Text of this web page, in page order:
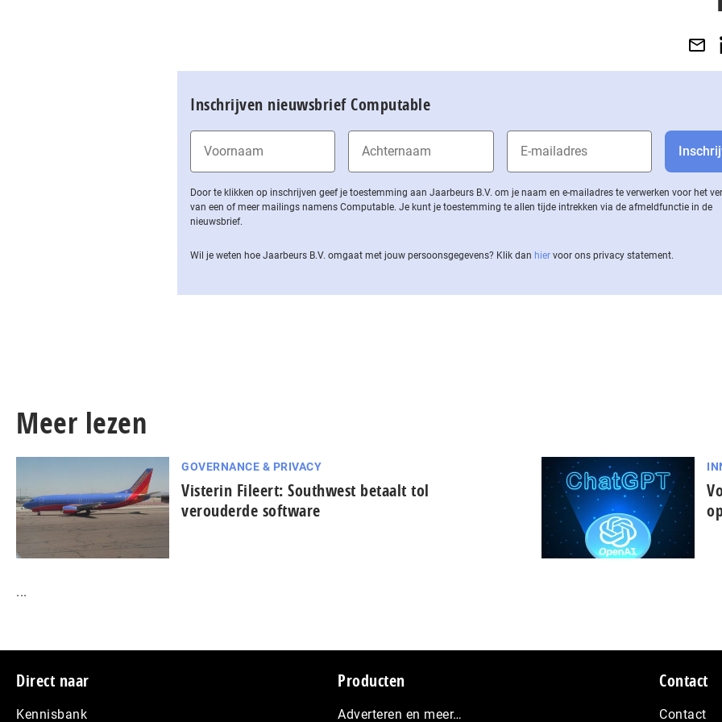
Inschrijven nieuwsbrief Computable
Door te klikken op inschrijven geef je toestemming aan Jaarbeurs B.V. om je naam en e-mailadres te verwerken voor het
van een of meer mailings namens Computable. Je kunt je toestemming te allen tijde intrekken via de af­meld­func­tie in de
nieuwsbrief.
Wil je weten hoe Jaarbeurs B.V. omgaat met jouw per­soons­ge­ge­vens? Klik dan hier voor ons privacy statement.
Meer lezen
GOVERNANCE & PRIVACY
Visterin Fileert: Southwest betaalt tol
verouderde software
...
Footer
Direct naar
Kennisbank
Producten
Adverteren en meer…
Contact
Contact